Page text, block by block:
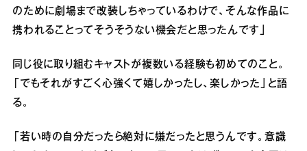
のために劇場まで改装しちゃっているわけで、そんな作品に
携われることってそうそうない機会だと思ったんです」
同じ役に取り組むキャストが複数いる経験も初めてのこと。
「でもそれがすごく心強くて嬉しかったし、楽しかった」と語
る。
「若い時の自分だったら絶対に嫌だったと思うんです。意識